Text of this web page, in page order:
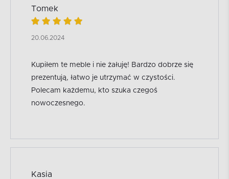
Tomek
20.06.2024
Kupiłem te meble i nie żałuję! Bardzo dobrze się
prezentują, łatwo je utrzymać w czystości.
Polecam każdemu, kto szuka czegoś
nowoczesnego.
Kasia